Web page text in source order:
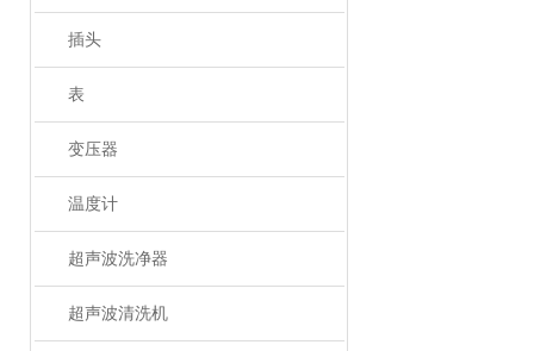
插头
表
变压器
温度计
超声波洗净器
超声波清洗机